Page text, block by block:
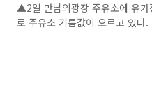
▲2일 만남의광장 주유소에 유
로 주유소 기름값이 오르고 있